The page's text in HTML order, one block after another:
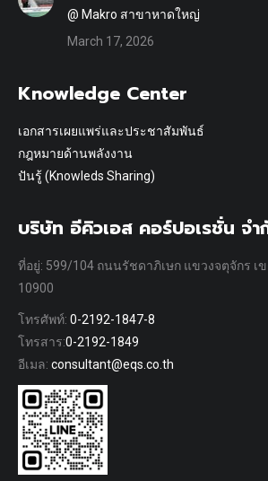
@ Makro สาขาหาดใหญ่
March 17, 2026
Knowledge Center
เอกสารเผยแพร่และประชาสัมพันธ์
กฎหมายด้านพลังงาน
ปันรู้ (Knowleds Sharing)
บริษัท อีคิวเอส คอร์ปอเรชั่น จำ
ที่อยู่: 599/104 ถนนรัชดาภิเษก แขวงจตุจักร เ
10900
โทรศัพท์: 0-2192-1847-8
โทรสาร:0-2192-1849
อีเมล: consultant@eqs.co.th